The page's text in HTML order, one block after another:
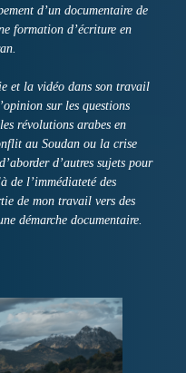
d’un documentaire de
formation d’écriture en
et la vidéo dans son travail
sur les questions
révolutions arabes en
au Soudan ou la crise
d’autres sujets pour
de l’immédiateté des
de mon travail vers des
démarche documentaire.